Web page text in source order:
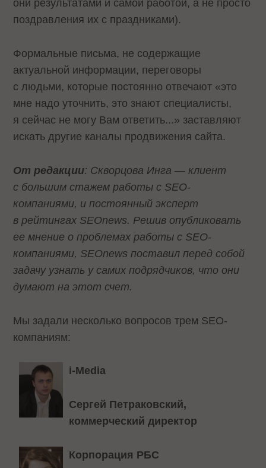
они результатами и самой работой, а не просто
поздравления их с праздниками).
Формальные письма, не содержащие
актуальной информации, переговоры
с людьми, которые постоянно отвечают «это
мне надо уточнить, это знают специалисты,
я сейчас не могу Вам ответить...» заставляют
искать другие каналы продвижения сайта.
От редакции: Скворцова Инга — клиент
с большим стажем работы с SEO-
компаниями, и постоянный эксперт
в рейтингах SEOnews. Решив опубликовать
ее мнение о проблемах работы с SEO-
компаниями, SEOnews поставил перед собой
задачу узнать у самих подрядчиков, что они
думают на этот счет.
Мы задали несколько вопросов трем SEO-
компаниям:
i-Media
Сергей Петраковский,
коммерческий директор
Корпорация РБС